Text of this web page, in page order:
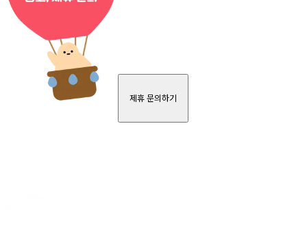
제휴 문의하기